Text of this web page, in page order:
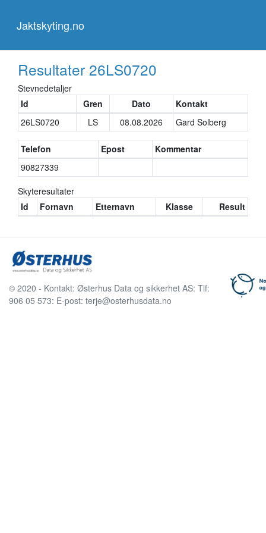
Jaktskyting.no
Resultater 26LS0720
Stevnedetaljer
Id
Gren Dato
Kontakt
26LS0720
LS 08.08.2026 Gard Solberg
Telefon Epost
Kommentar
90827339
Skyteresultater
Id
Fornavn Etternavn Klasse Result
© 2020 - Kontakt: Østerhus Data og sikkerhet AS: Tlf:
906 05 573: E-post: terje@osterhusdata.no